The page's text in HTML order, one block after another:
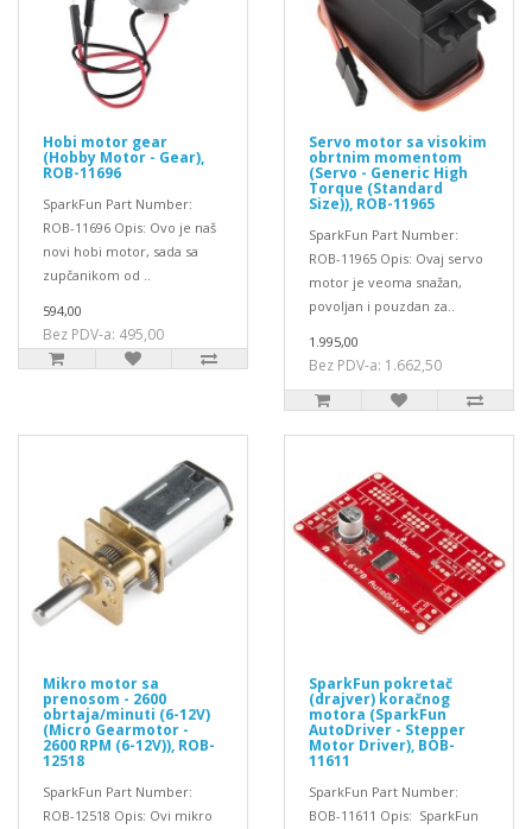
Hobi motor gear
(Hobby Motor - Gear),
ROB-11696
SparkFun Part Number:
ROB-11696 Opis: Ovo je naš
novi hobi motor, sada sa
zupčanikom od ..
594,00
Bez PDV-a: 495,00
Servo motor sa visokim
obrtnim momentom
(Servo - Generic High
Torque (Standard
Size)), ROB-11965
SparkFun Part Number:
ROB-11965 Opis: Ovaj servo
motor je veoma snažan,
povoljan i pouzdan za..
1.995,00
Bez PDV-a: 1.662,50
Mikro motor sa
prenosom - 2600
obrtaja/minuti (6-12V)
(Micro Gearmotor -
2600 RPM (6-12V)), ROB-
12518
SparkFun Part Number:
ROB-12518 Opis: Ovi mikro
SparkFun pokretač
(drajver) koračnog
motora (SparkFun
AutoDriver - Stepper
Motor Driver), BOB-
11611
SparkFun Part Number:
BOB-11611 Opis: SparkFun